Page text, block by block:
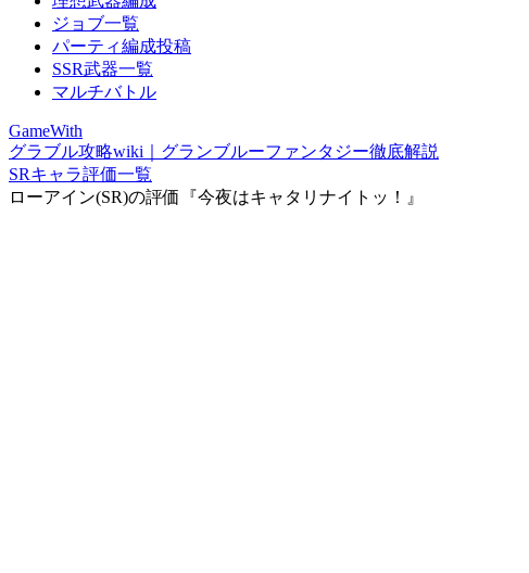
ジョブ一覧
パーティ編成投稿
SSR武器一覧
マルチバトル
GameWith
グラブル攻略wiki｜グランブルーファンタジー徹底解説
SRキャラ評価一覧
ローアイン(SR)の評価『今夜はキャタリナイトッ！』